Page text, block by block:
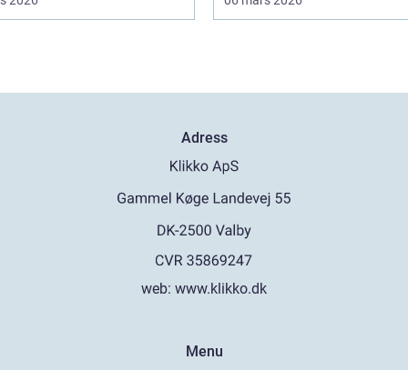
Adress
web: www.klikko.dk
Menu